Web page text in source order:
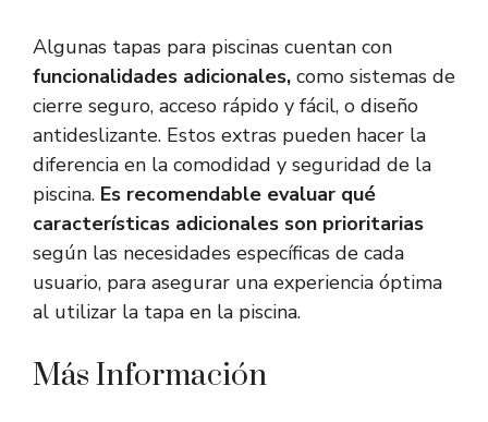
Algunas tapas para piscinas cuentan con
funcionalidades adicionales, como sistemas de
cierre seguro, acceso rápido y fácil, o diseño
antideslizante. Estos extras pueden hacer la
diferencia en la comodidad y seguridad de la
piscina. Es recomendable evaluar qué
características adicionales son prioritarias
según las necesidades específicas de cada
usuario, para asegurar una experiencia óptima
al utilizar la tapa en la piscina.
Más Información